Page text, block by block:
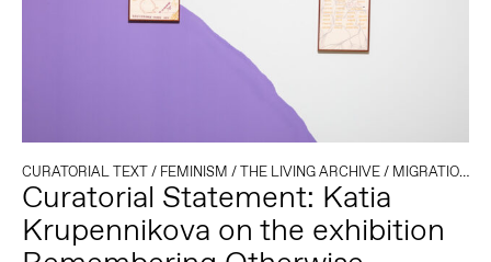
CURATORIAL TEXT/ FEMINISM /THE LIVING ARCHIVE/ MIGRATION /
Curatorial Statement: Katia
Krupennikova on the exhibition